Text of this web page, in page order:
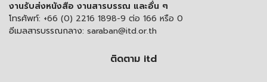
งานรับส่งหนังสือ งานสารบรรณ และอื่น ๆ
โทรศัพท์: +66 (0) 2216 1898-9 ต่อ 166 หรือ 0
อีเมลสารบรรณกลาง: saraban@itd.or.th
ติดตาม itd